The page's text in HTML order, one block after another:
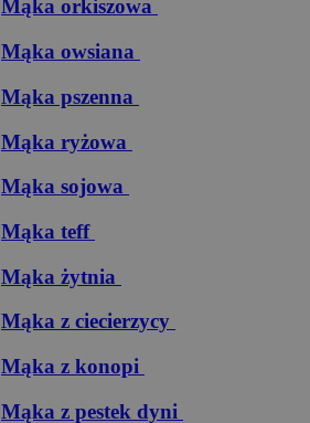
Mąka orkiszowa
Mąka owsiana
Mąka pszenna
Mąka ryżowa
Mąka sojowa
Mąka teff
Mąka żytnia
Mąka z ciecierzycy
Mąka z konopi
Mąka z pestek dyni